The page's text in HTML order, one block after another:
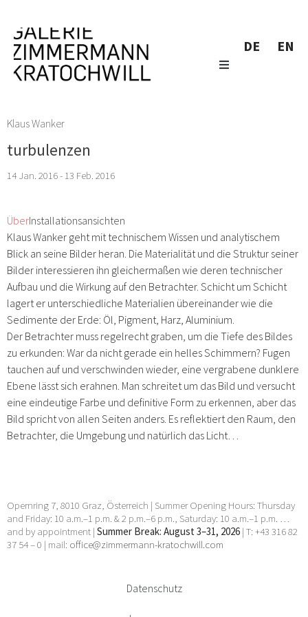
DE EN
Klaus Wanker
turbulenzen
14 Jan. 2016 - 13 Feb. 2016
ÜberInstallationsansichten
Klaus Wanker geht mit technischem Wissen und analytischem
Blick an seine Bilder heran. Die Materialität und die Struktur seiner
Bilder interessieren ihn gleichermaßen wie deren technischer
Aufbau und die Wirkung auf den Betrachter. Schicht um Schicht
lagert er unterschiedliche Materialien übereinander wie die
Sedimente der Erde: Öl, Pigment, Harz, Aluminium.
Der Betrachter muss regelrecht graben, um die Tiefe des Bildes
zu erkunden: War da nicht gerade ein helles Schimmern? Fugen
tauchen auf und verschwinden wieder, eine vergrabene dunklere
Ebene lässt sich erahnen. Man schreitet um das Bild und versucht
eine eindeutige Farbe und definitive Form zu erkennen, aber das
Bild spricht von allen Seiten anders. Es reflektiert den Raum, den
Betrachter, die Umgebung und natürlich das Licht…
Opernring 7, 8010 Graz, Österreich | Summer Opening Hours: Thursday
and Friday: 10 a.m.–1 p.m. & 2 p.m.–6 p.m., Saturday: 10 a.m.–1 p.m. …
and by appointment | Summer Break: August 3–31, 2026 | T: +43 316 82
37 54 – 0 | mail: office@zimmermann-kratochwill.com
Datenschutz